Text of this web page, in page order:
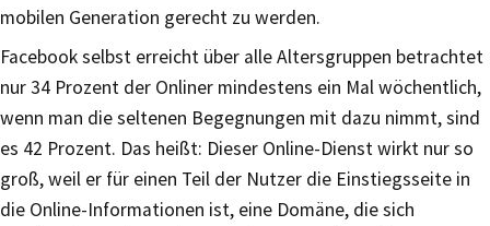
mobilen Generation gerecht zu werden.
Facebook selbst erreicht über alle Altersgruppen betrachtet
nur 34 Prozent der Onliner mindestens ein Mal wöchentlich,
wenn man die seltenen Begegnungen mit dazu nimmt, sind
es 42 Prozent. Das heißt: Dieser Online-Dienst wirkt nur so
groß, weil er für einen Teil der Nutzer die Einstiegsseite in
die Online-Informationen ist, eine Domäne, die sich